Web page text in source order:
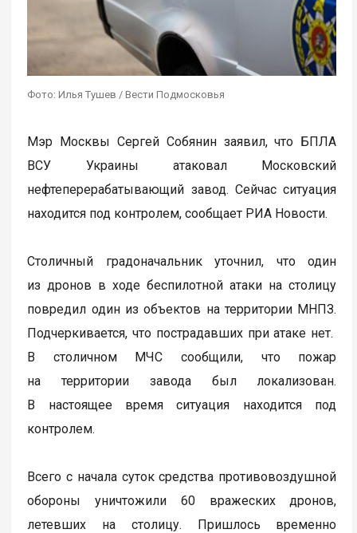
Фото: Илья Тушев / Вести Подмосковья
Мэр Москвы Сергей Собянин заявил, что БПЛА
ВСУ Украины атаковал Московский
нефтеперерабатывающий завод. Сейчас ситуация
находится под контролем, сообщает РИА Новости.
Столичный градоначальник уточнил, что один
из дронов в ходе беспилотной атаки на столицу
повредил один из объектов на территории МНПЗ.
Подчеркивается, что пострадавших при атаке нет.
В столичном МЧС сообщили, что пожар
на территории завода был локализован.
В настоящее время ситуация находится под
контролем.
Всего с начала суток средства противовоздушной
обороны уничтожили 60 вражеских дронов,
летевших на столицу. Пришлось временно